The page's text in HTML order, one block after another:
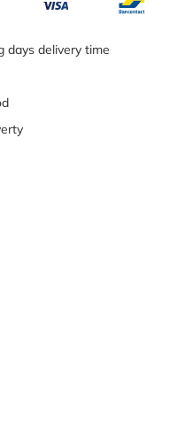
days delivery time